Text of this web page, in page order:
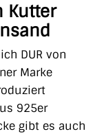
Kutter
DUR von
Marke
925er
gibt es auch